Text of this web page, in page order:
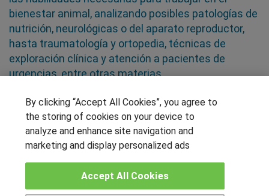
bienestar animal, analizando posibles patologías de
nutrición, neurológicas o del aparato reproductor,
hasta traumatología y ortopedia, técnicas de
exploración clínica y atención a pacientes de
urgencias, entre otras materias
SÍGUENOS EN LAS REDES
OTROS GRUPOS DE INTERES
By clicking “Accept All Cookies”, you agree to
the storing of cookies on your device to
analyze and enhance site navigation and
marketing and display personalized ads
Accept All Cookies